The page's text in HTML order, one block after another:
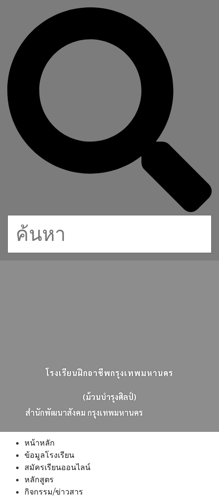
โรงเรียนฝึกอาชีพกรุงเทพมหานคร
(ม้วนบำรุงศิลป์)
สนกพฒนาสงคม กรงเทพมหานคร
หน้าหลัก
ข้อมูลโรงเรียน
สมัครเรียนออนไลน์
หลักสูตร
กิจกรรม/ข่าวสาร